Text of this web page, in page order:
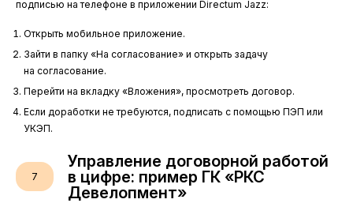
подписью на телефоне в приложении Directum Jazz:
Открыть мобильное приложение.
Зайти в папку «На согласование» и открыть задачу
на согласование.
Перейти на вкладку «Вложения», просмотреть договор.
Если доработки не требуются, подписать с помощью ПЭП или
УКЭП.
7
Управление договорной работой
в цифре: пример ГК «РКС
Девелопмент»